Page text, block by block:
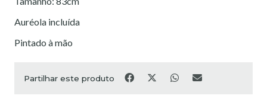
Auréola incluída
Pintado à mão
Partilhar este produto